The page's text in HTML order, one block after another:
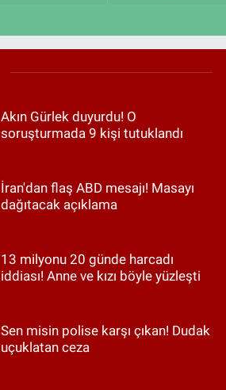
Akın Gürlek duyurdu! O
soruşturmada 9 kişi tutuklandı
İran'dan flaş ABD mesajı! Masayı
dağıtacak açıklama
13 milyonu 20 günde harcadı
iddiası! Anne ve kızı böyle yüzleşti
Sen misin polise karşı çıkan! Dudak
uçuklatan ceza